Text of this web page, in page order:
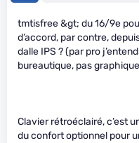
tmtisfree &gt; du 16/9e
d’accord, par contre,
dalle IPS ? (par pro
bureautique, pas
Clavier rétroéclairé, c’est
du confort optionnel pour